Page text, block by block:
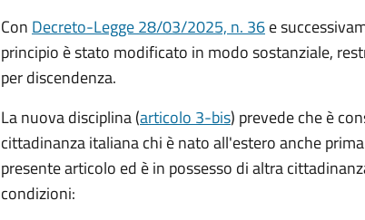
Con Decreto-Legge 28/03/2025, n. 36e
principio è stato modificato in modo sostanziale,
per discendenza.
La nuova disciplina (articolo 3-bis) prevede cheè
cittadinanza italiana chi è nato all'estero anche
presente articolo ed è in possesso di altra
condizioni: